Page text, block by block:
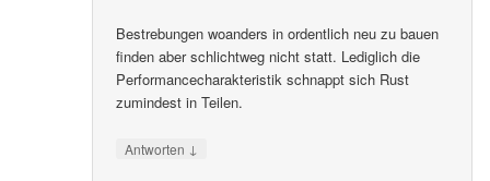
Bestrebungen woanders in ordentlich neu zu bauen
finden aber schlichtweg nicht statt. Lediglich die
Performancecharakteristik schnappt sich Rust
zumindest in Teilen.
Antworten ↓